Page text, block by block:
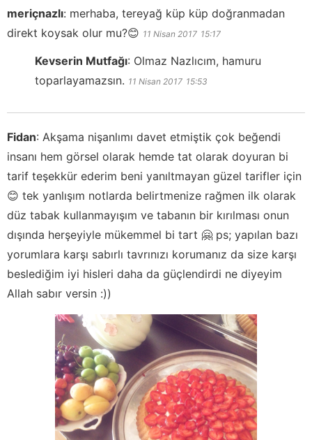
meriçnazlı: merhaba, tereyağ küp küp doğranmadan
direkt koysak olur mu?😊 11 Nisan 2017 15:17
Kevserin Mutfağı: Olmaz Nazlıcım, hamuru
toparlayamazsın. 11 Nisan 2017 15:53
Fidan: Akşama nişanlımı davet etmiştik çok beğendi
insanı hem görsel olarak hemde tat olarak doyuran bi
tarif teşekkür ederim beni yanıltmayan güzel tarifler için
😊 tek yanlışım notlarda belirtmenize rağmen ilk olarak
düz tabak kullanmayışım ve tabanın bir kırılması onun
dışında herşeyiyle mükemmel bi tart 🤗 ps; yapılan bazı
yorumlara karşı sabırlı tavrınızı korumanız da size karşı
beslediğim iyi hisleri daha da güçlendirdi ne diyeyim
Allah sabır versin :))